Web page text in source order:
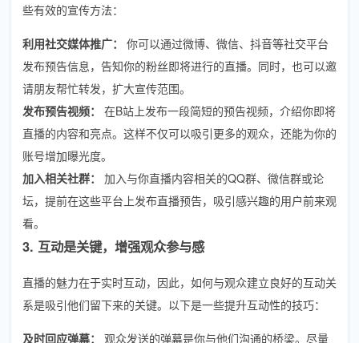
些有效的宣传方法：
利用社交媒体推广：
你可以通过微博、微信、抖音等社交平台
发布预告信息，告知你的粉丝即将进行的直播。同时，也可以邀
请朋友帮忙转发，扩大宣传范围。
发布预告视频：
在B站上发布一段简短的预告视频，介绍你即将
直播的内容和亮点。这样不仅可以吸引更多的观众，还能为你的
账号增加曝光度。
加入相关社群：
加入与你直播内容相关的QQ群、微信群或论
坛，提前在这些平台上发布直播预告，吸引感兴趣的用户前来观
看。
3. 互动是关键，增强观众参与感
直播的魅力在于实时互动，因此，如何与观众建立良好的互动关
系是吸引他们留下来的关键。以下是一些提升互动性的技巧：
及时回应弹幕： 观众发送的弹幕是你与他们沟通的桥梁。尽量